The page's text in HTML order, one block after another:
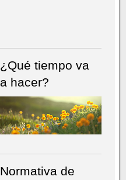
¿Qué tiempo va
a hacer?
Normativa de